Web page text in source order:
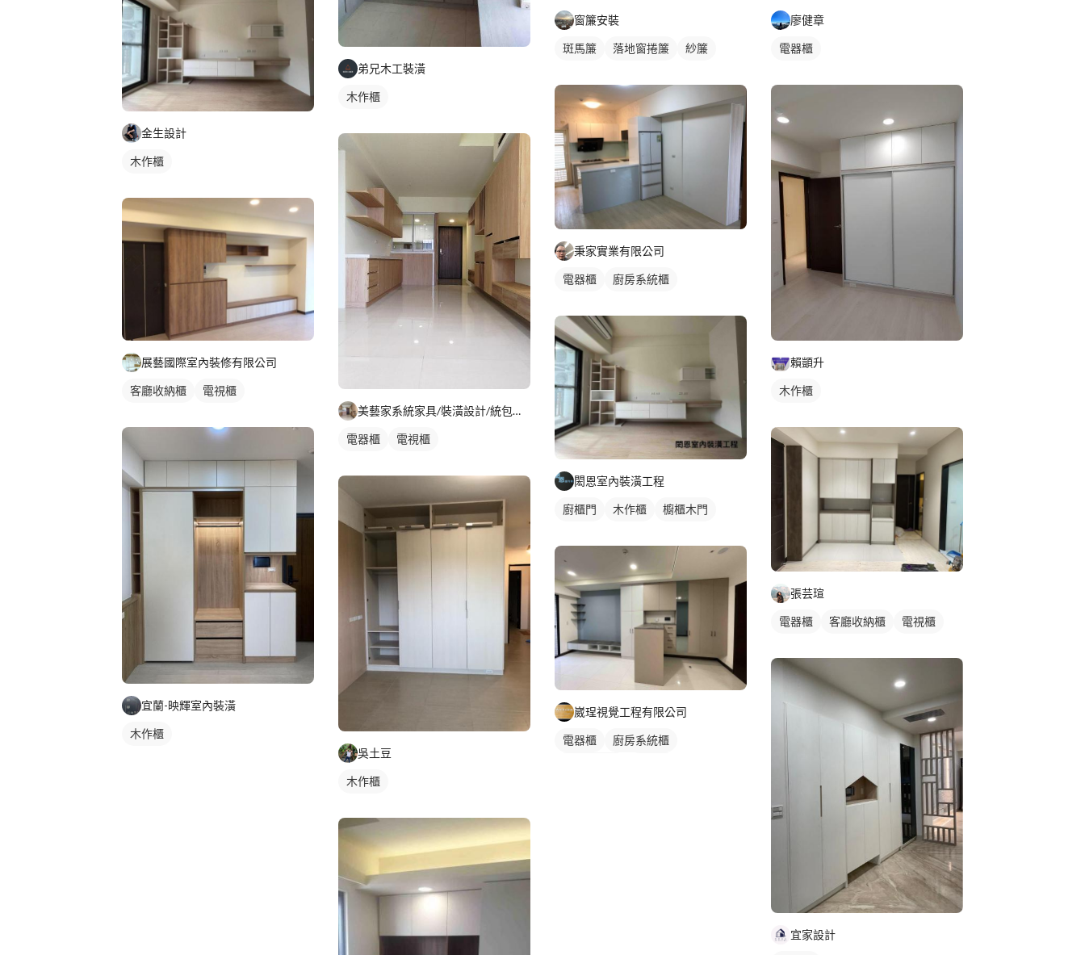
金生設計
木作櫃
展藝國際室內裝修有限公司
客廳收納櫃 電視櫃
宜蘭-映輝室內裝潢
木作櫃
弟兄木工裝潢
木作櫃
美藝家系統家具/裝潢設計/統包服務
電器櫃 電視櫃
吳土豆
木作櫃
窗簾安裝
斑馬簾 落地窗捲簾 紗簾
秉家實業有限公司
電器櫃 廚房系統櫃
閎恩室內裝潢工程
廚櫃門 木作櫃 櫥櫃木門
崴珵視覺工程有限公司
電器櫃
廚房系統櫃
廖健章
電器櫃
賴顗升
木作櫃
張芸瑄
電器櫃 客廳收納櫃 電視櫃
宜家設計